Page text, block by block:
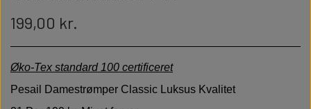
199,00 kr.
Øko-Tex standard 100 certificeret
Pesail Damestrømper Classic Luksus Kvalitet